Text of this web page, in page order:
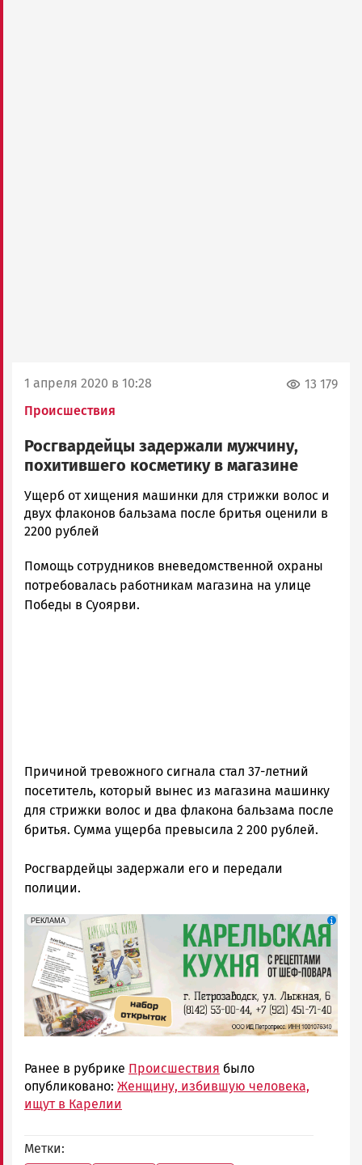
1 апреля 2020 в 10:28
Происшествия
13 179
Росгвардейцы задержали мужчину,
похитившего косметику в магазине
Корректор
Новости
Петрозаводска
Карелии
|
Петрозаводск
Ущерб от хищения машинки для стрижки волос и
двух флаконов бальзама после бритья оценили в
2200 рублей
Помощь сотрудников вневедомственной охраны
потребовалась работникам магазина на улице
Победы в Суоярви.
Причиной тревожного сигнала стал 37-летний
посетитель, который вынес из магазина машинку
для стрижки волос и два флакона бальзама после
бритья. Сумма ущерба превысила 2 200 рублей.
Росгвардейцы задержали его и передали
полиции.
erid: 2SDnjdZZiDC
РЕКЛАМА
Реклама
Ранее в рубрике Происшествия было
опубликовано: Женщину, избившую человека,
ищут в Карелии
Метки